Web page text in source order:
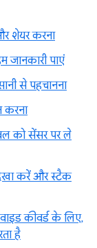
शेयर करना
जानकारी पाएं
से पहचानना
करना
को सेंसर पर ले
करें और स्टैक
कीवर्ड के लिए,
है